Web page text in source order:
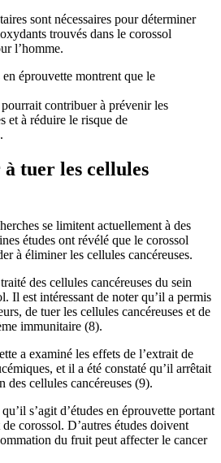
sont nécessaires pour déterminer
trouvés dans le corossol
l’homme.
en éprouvette montrent que le
contribuer à prévenir les
et à réduire le risque de
tuer les cellules
se limitent actuellement à des
études ont révélé que le corossol
à éliminer les cellules cancéreuses.
des cellules cancéreuses du sein
Il est intéressant de noter qu’il a permis
de tuer les cellules cancéreuses et de
immunitaire (8).
a examiné les effets de l’extrait de
et il a été constaté qu’il arrêtait
des cellules cancéreuses (9).
s’agit d’études en éprouvette portant
corossol. D’autres études doivent
du fruit peut affecter le cancer